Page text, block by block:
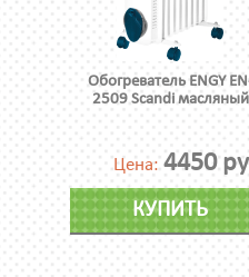
Обогреватель ENGY
2509 Scandi масляный
Цена: 4450
КУПИТЬ